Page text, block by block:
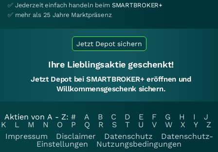
✅ Jederzeit einfach handeln beim SMARTBROKER+
✅ mehr als 25 Jahre Marktpräsenz
Jetzt Depot sichern
Ihre Lieblingsaktie geschenkt!
Jetzt Depot bei SMARTBROKER+ eröffnen und
Willkommensgeschenk sichern.
Aktien von A - Z: # A B C D E F G H I
J
K
L M N O P Q R S T U V W X Y
Z
Impressum
Disclaimer Datenschutz
Datenschutz-
Einstellungen
Nutzungsbedingungen